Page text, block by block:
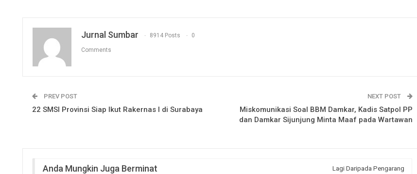
Jurnal Sumbar 8914 Posts 0
Comments
PREV POST
22 SMSI Provinsi Siap Ikut Rakernas I di Surabaya
NEXT POST
Miskomunikasi Soal BBM Damkar, Kadis Satpol PP
dan Damkar Sijunjung Minta Maaf pada Wartawan
Anda Mungkin Juga Berminat Lagi Daripada Pengarang